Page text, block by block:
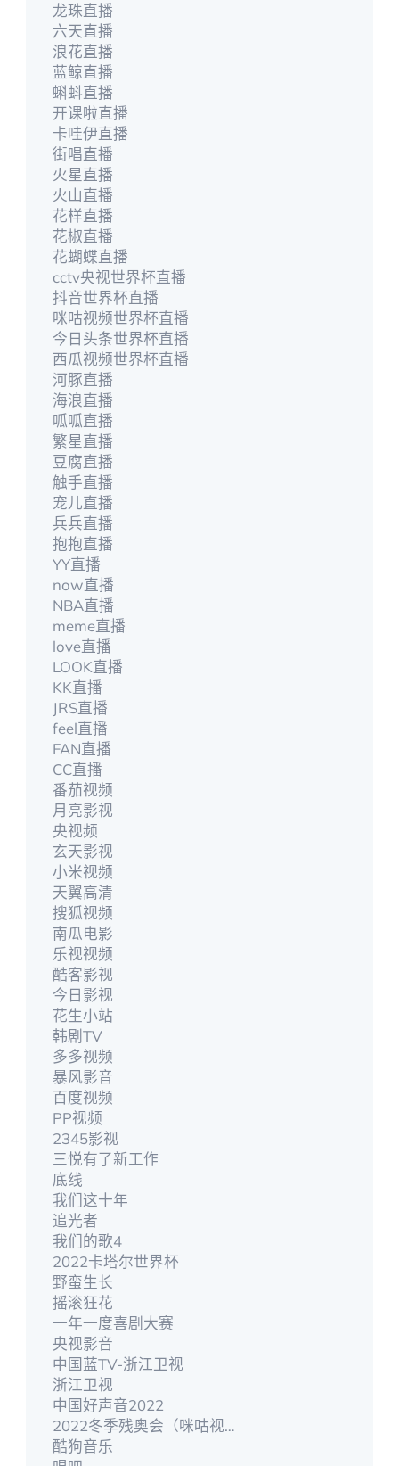
龙珠直播
六天直播
浪花直播
蓝鲸直播
蝌蚪直播
开课啦直播
卡哇伊直播
街唱直播
火星直播
火山直播
花样直播
花椒直播
花蝴蝶直播
cctv央视世界杯直播
抖音世界杯直播
咪咕视频世界杯直播
今日头条世界杯直播
西瓜视频世界杯直播
河豚直播
海浪直播
呱呱直播
繁星直播
豆腐直播
触手直播
宠儿直播
兵兵直播
抱抱直播
YY直播
now直播
NBA直播
meme直播
love直播
LOOK直播
KK直播
JRS直播
feel直播
FAN直播
CC直播
番茄视频
月亮影视
央视频
玄天影视
小米视频
天翼高清
搜狐视频
南瓜电影
乐视视频
酷客影视
今日影视
花生小站
韩剧TV
多多视频
暴风影音
百度视频
PP视频
2345影视
三悦有了新工作
底线
我们这十年
追光者
我们的歌4
2022卡塔尔世界杯
野蛮生长
摇滚狂花
一年一度喜剧大赛
央视影音
中国蓝TV-浙江卫视
浙江卫视
中国好声音2022
2022冬季残奥会（咪咕视频）
酷狗音乐